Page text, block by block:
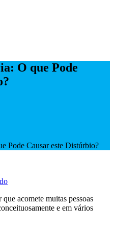
O que Pode
Pode Causar este Distúrbio?
que acomete muitas pessoas
e em vários